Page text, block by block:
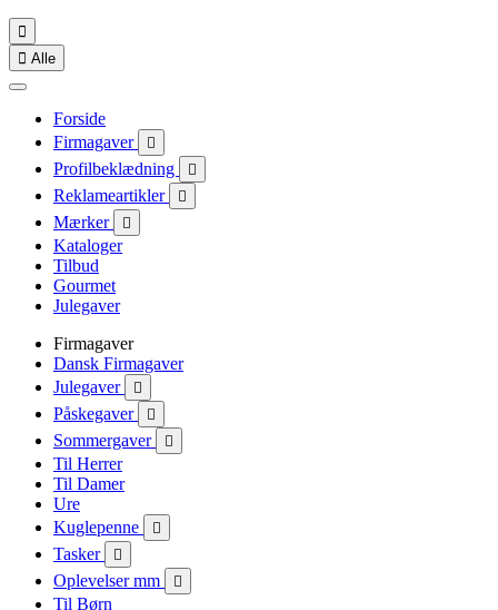

 Alle
Forside
Firmagaver

Profilbeklædning 
Reklameartikler 
Mærker 
Kataloger
Tilbud
Gourmet
Julegaver
Firmagaver
Dansk Firmagaver
Julegaver

Påskegaver 
Sommergaver 
Til Herrer
Til Damer
Ure
Kuglepenne

Tasker 
Oplevelser mm 
Til Børn